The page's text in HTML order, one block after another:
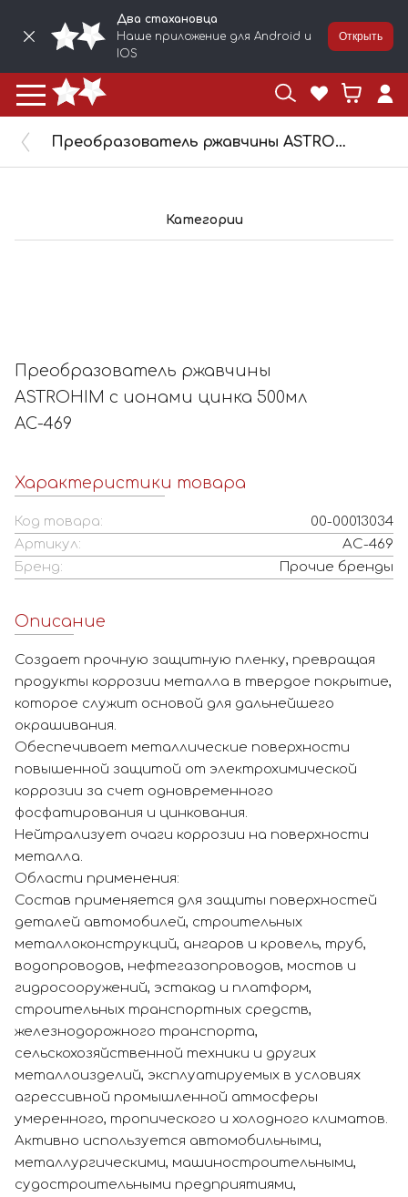
Два стахановца
Наше приложение для Android и
IOS
Открыть
Преобразователь ржавчины ASTROHIM с ионами цинка 500мл AC-469
Категории
Преобразователь ржавчины
ASTROHIM с ионами цинка 500мл
AC-469
Характеристики товара
Код товара:
00-00013034
Артикул:
AC-469
Бренд:
Прочие бренды
Описание
Создает прочную защитную пленку, превращая
продукты коррозии металла в твердое покрытие,
которое служит основой для дальнейшего
окрашивания.
Обеспечивает металлические поверхности
повышенной защитой от электрохимической
коррозии за счет одновременного
фосфатирования и цинкования.
Нейтрализует очаги коррозии на поверхности
металла.
Области применения:
Состав применяется для защиты поверхностей
деталей автомобилей, строительных
металлоконструкций, ангаров и кровель, труб,
водопроводов, нефтегазопроводов, мостов и
гидросооружений, эстакад и платформ,
строительных транспортных средств,
железнодорожного транспорта,
сельскохозяйственной техники и других
металлоизделий, эксплуатируемых в условиях
агрессивной промышленной атмосферы
умеренного, тропического и холодного климатов.
Активно используется автомобильными,
металлургическими, машиностроительными,
судостроительными предприятиями,